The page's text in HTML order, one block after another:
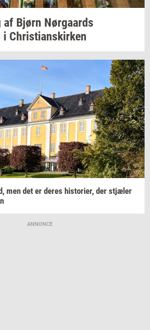
af Bjørn Nør­gaards
i Chri­sti­anskir­ken
men det er deres hi­sto­ri­er, der stjæ­ler
ANNONCE